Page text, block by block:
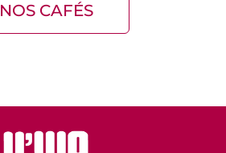
NOS CAFÉS